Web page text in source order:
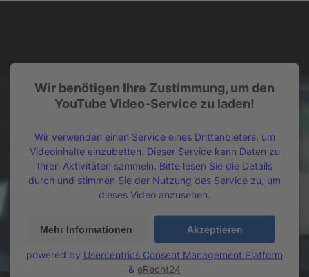
Wir benötigen Ihre Zustimmung, um den
YouTube Video-Service zu laden!
Wir verwenden einen Service eines Drittanbieters, um
Videoinhalte einzubetten. Dieser Service kann Daten zu
Ihren Aktivitäten sammeln. Bitte lesen Sie die Details
durch und stimmen Sie der Nutzung des Service zu, um
dieses Video anzusehen.
Mehr Informationen Akzeptieren
powered by Usercentrics Consent Management Platform
& eRecht24